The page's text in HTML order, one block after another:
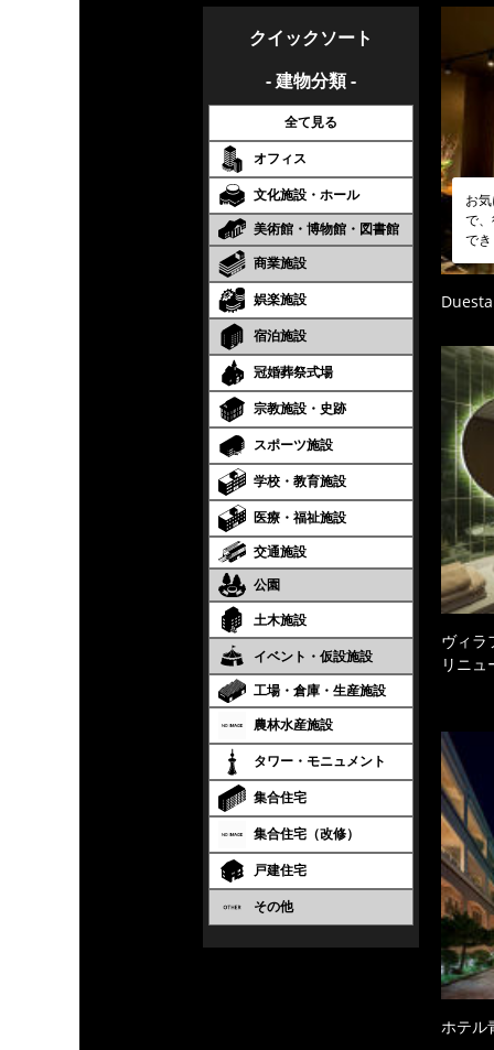
クイックソート
- 建物分類 -
全て見る
オフィス
文化施設・ホール
美術館・博物館・図書館
商業施設
娯楽施設
宿泊施設
冠婚葬祭式場
宗教施設・史跡
スポーツ施設
学校・教育施設
医療・福祉施設
交通施設
公園
土木施設
イベント・仮設施設
工場・倉庫・生産施設
農林水産施設
タワー・モニュメント
集合住宅
集合住宅（改修）
戸建住宅
その他
お
で
で
Duesta
ヴィラ
リニュ
ホテル